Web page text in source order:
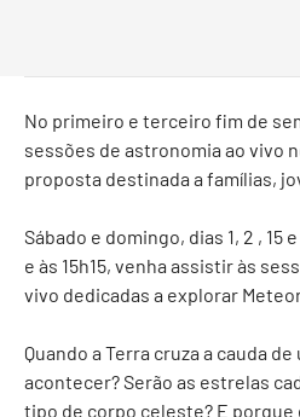
No primeiro e terceiro fim de
sessões de astronomia ao vivo
proposta destinada a famílias,
Sábado e domingo, dias 1, 2 , 15
e às 15h15, venha assistir às
vivo dedicadas a explorar
Quando a Terra cruza a cauda
acontecer? Serão as estrelas
tipo de corpo celeste? E porque